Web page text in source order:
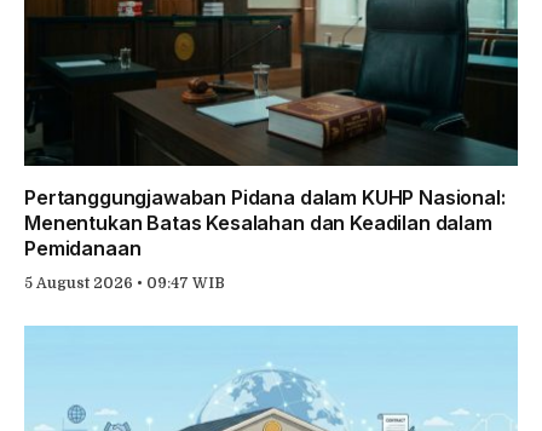
Pertanggungjawaban Pidana dalam KUHP Nasional:
Menentukan Batas Kesalahan dan Keadilan dalam
Pemidanaan
5 August 2026 • 09:47 WIB